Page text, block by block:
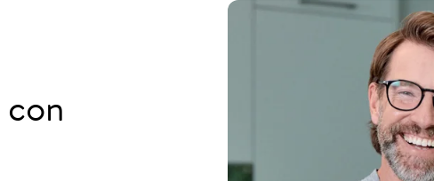
con